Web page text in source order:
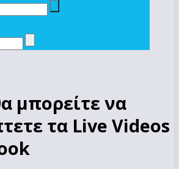
μπορείτε να
τα Live Videos